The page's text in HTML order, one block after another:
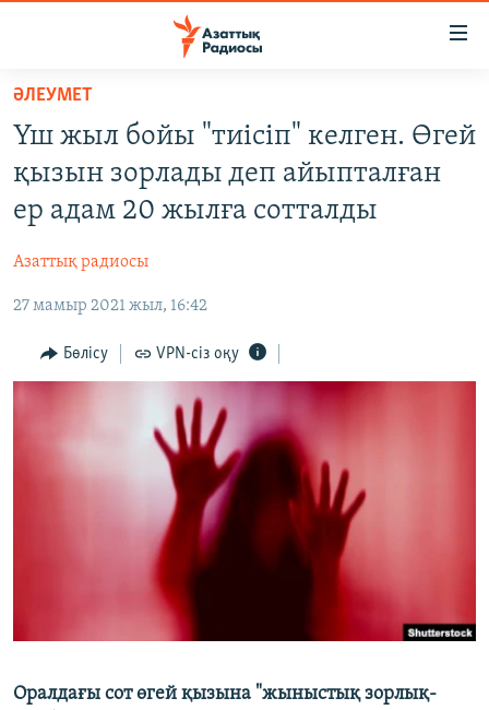
Skip
main
content
main
Navigation
Skip
Search
ЖАҢАЛЫҚТАР
АДАМ ҚҰҚЫҚТАРЫ
ӘЛЕУМЕТ
ӘЛЕМ
АРНАЙЫ ЖОБАЛАР
Басқа тілдерде
ӘЛЕУМЕТ
Үш жыл бойы "тиісіп" келген. Өгей
қызын зорлады деп айыпталған
ер адам 20 жылға сотталды
Азаттық радиосы
27 мамыр 2021 жыл, 16:42
Бөлісу VPN-сіз оқу
Оралдағы сот өгей қызына "жыныстық зорлық-